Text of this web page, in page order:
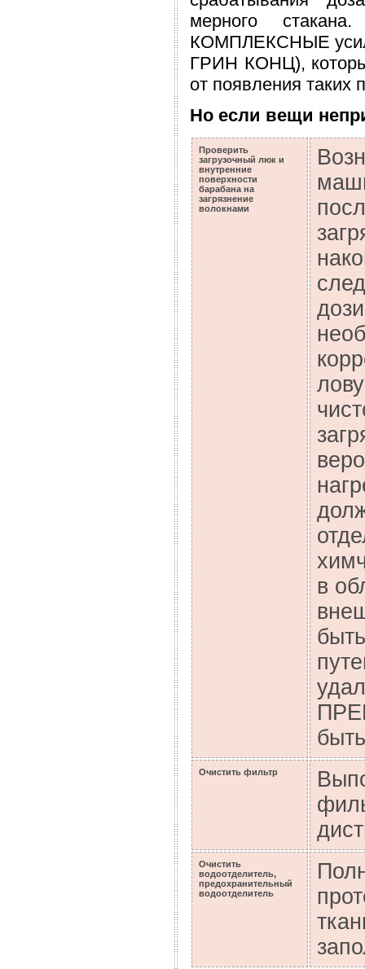
мерного
КОМПЛЕКСНЫЕ
ГРИН КОНЦ),
от появления таких
Но если вещи
Проверить
загрузочный люк и
внутренние
поверхности
барабана на
загрязнение
волокнами
в
Очистить фильтр
Очистить
водоотделитель,
предохранительный
водоотделитель